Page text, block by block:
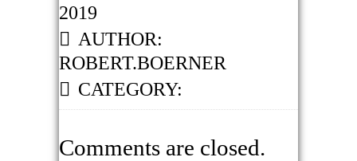
2019
AUTHOR:
ROBERT.BOERNER
CATEGORY:
Comments are closed.